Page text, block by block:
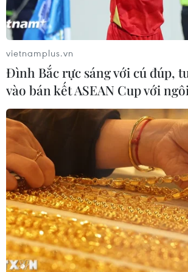
Kiểm soát rác thải từ nguồn - Giải
pháp bảo vệ kênh rạch TP Hồ Chí
Minh trong mùa mưa
07/08/2026 04:47
Miền Bắc giảm mưa từ đêm
nay, cuối tuần chuyển nắng nóng
07/08/2026 04:41
Xuất hiện áp thấp nhiệt đới trên khu
vực vịnh Bắc Bộ
07/08/2026 03:54
vietnamplus.vn
Đình Bắc rực sáng với cú đúp,
vào bán kết ASEAN Cup với